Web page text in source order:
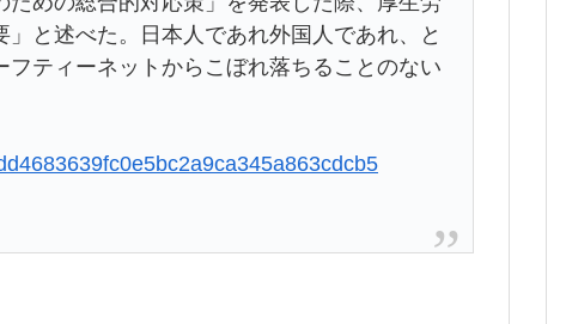
と述べた。日本人であれ外国人であれ、と
ティーネットからこぼれ落ちることのない